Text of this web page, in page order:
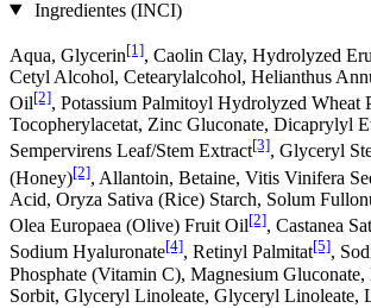
Ingredientes (INCI)
Aqua, Glycerin[1], Caolin Clay, Hydrolyzed
Cetyl Alcohol, Cetearylalcohol, Helianthus
Oil[2], Potassium Palmitoyl Hydrolyzed Wheat
Tocopherylacetat, Zinc Gluconate, Dicaprylyl
Sempervirens Leaf/Stem Extract[3], Glyceryl
(Honey)[2], Allantoin, Betaine, Vitis Vinifera
Acid, Oryza Sativa (Rice) Starch, Solum
Olea Europaea (Olive) Fruit Oil[2], Castanea
Sodium Hyaluronate[4], Retinyl Palmitat[5],
Phosphate (Vitamin C), Magnesium
Sorbit, Glyceryl Linoleate, Glyceryl Linoleate,